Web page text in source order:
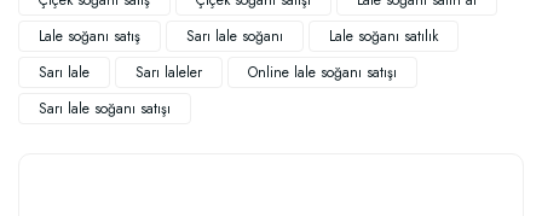
Lale soğanı satış
Sarı lale soğanı
Lale soğanı satılık
Sarı lale
Sarı laleler
Online lale soğanı satışı
Sarı lale soğanı satışı